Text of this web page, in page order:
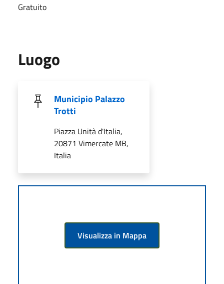
Gratuito
Luogo
Municipio Palazzo
Trotti
Piazza Unità d'Italia,
20871 Vimercate MB,
Italia
Visualizza in Mappa